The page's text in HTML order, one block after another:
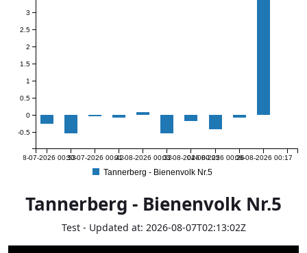
28-07-2026 00:5330-07-2026 00:4201-08-2026 00:3203-08-2026 00:25
04-08-2026 00:2606-08-2026 00:17
-0.5
0
0.5
1
1.5
2
2.5
3
Tannerberg - Bienenvolk Nr.5
Tannerberg - Bienenvolk Nr.5
Test - Updated at: 2026-08-07T02:13:02Z